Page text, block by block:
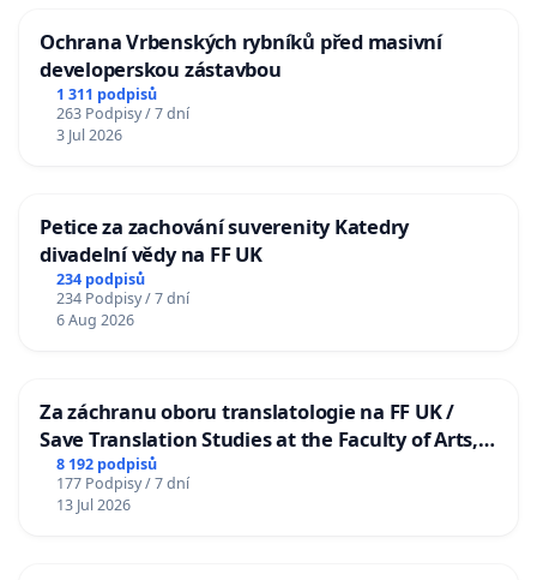
Ochrana Vrbenských rybníků před masivní
developerskou zástavbou
1 311 podpisů
263 Podpisy / 7 dní
3 Jul 2026
Petice za zachování suverenity Katedry
divadelní vědy na FF UK
234 podpisů
234 Podpisy / 7 dní
6 Aug 2026
Za záchranu oboru translatologie na FF UK /
Save Translation Studies at the Faculty of Arts,
Charles University
8 192 podpisů
177 Podpisy / 7 dní
13 Jul 2026